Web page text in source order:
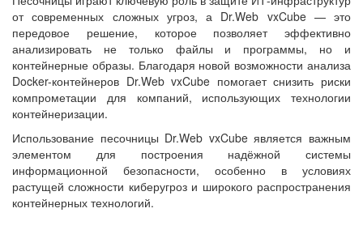
от современных сложных угроз, а Dr.Web vxCube — это
передовое решение, которое позволяет эффективно
анализировать не только файлы и программы, но и
контейнерные образы. Благодаря новой возможности анализа
Docker-контейнеров Dr.Web vxCube помогает снизить риски
компрометации для компаний, использующих технологии
контейнеризации.
Использование песочницы Dr.Web vxCube является важным
элементом для построения надёжной системы
информационной безопасности, особенно в условиях
растущей сложности киберугроз и широкого распространения
контейнерных технологий.